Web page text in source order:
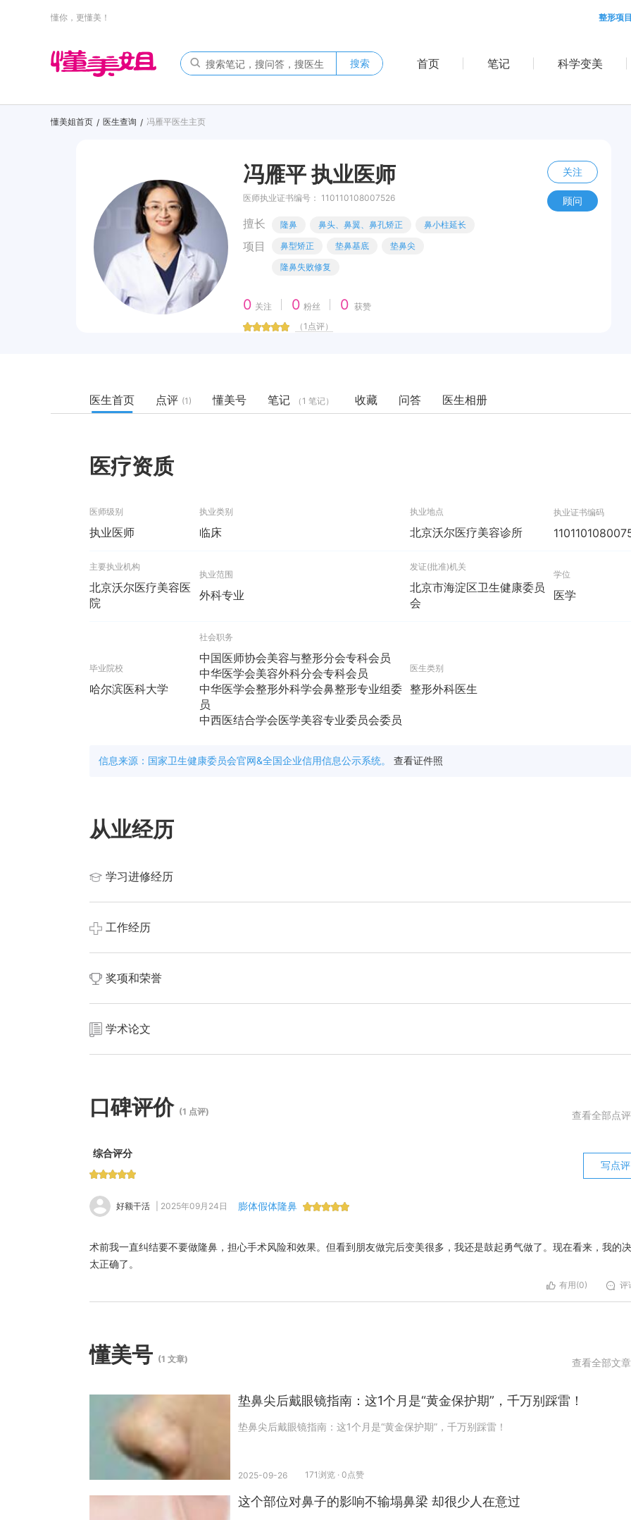
懂你，更懂美！ 整形项
搜索 首页 笔记 科学变美
懂美姐首页 / 医生查询 / 冯雁平医生主页
冯雁平 执业医师
医师执业证书编号： 110110108007526
擅长
项目
隆鼻 鼻头、鼻翼、鼻孔矫正
鼻小柱延长
鼻型矫正
垫鼻基底
垫鼻尖
隆鼻失败修复
0 关注 0 粉丝 0 获赞
（1点评）
关注
顾问
医生首页 点评 (1) 懂美号 笔记 （1 笔记） 收藏 问答 医生相册
医疗资质
医师级别
执业医师
执业类别
临床
执业地点
北京沃尔医疗美容诊所
执业证书编码
主要执业机构
北京沃尔医疗美容医
院
执业范围
外科专业
发证(批准)机关
北京市海淀区卫生健康委员
会
学位
医学
毕业院校
哈尔滨医科大学
社会职务
中国医师协会美容与整形分会专科会员
中华医学会美容外科分会专科会员
中华医学会整形外科学会鼻整形专业组委
员
中西医结合学会医学美容专业委员会委员
医生类别
整形外科医生
信息来源：国家卫生健康委员会官网&全国企业信用信息公示系统。 查看证件照
从业经历
学习进修经历
国内深造：2006年在中国医学科学院整形外科医院（八大处整形医院）进修，深化面部整形技术；随后在北京协和医
国际交流：多次以面部整形专家身份赴韩国、日本、美国等地参与学术会议，引入国际前沿技术理念。
工作经历
技术专精：专注鼻部整形十余年，精通自体软骨（肋软骨、耳软骨、鼻中隔软骨）隆鼻、硅胶/膨体隆鼻及鼻修复技术
职业晋升：历任北京沃尔整形医院主治医师、技术主任，现任北京沃尔刘彦军医疗美容诊所整形外科主任；与国内鼻整
领军人物刘彦军院长长期同台手术，深得其技术精髓。
奖项和荣誉
学术论文
验，推动行业技术进步。
口碑评价 (1 点评) 查看全部点评
综合评分
写点评
好额干活 | 2025年09月24日 膨体假体隆鼻
术前我一直纠结要不要做隆鼻，担心手术风险和效果。但看到朋友做完后变美很多，我还是鼓起勇气做了。现在看来，我的
太正确了。
有用(0) 评
懂美号 (1 文章) 查看全部文章
垫鼻尖后戴眼镜指南：这1个月是“黄金保护期”，千万别踩雷！
垫鼻尖后戴眼镜指南：这1个月是“黄金保护期”，千万别踩雷！
2025-09-26 171浏览 · 0点赞
这个部位对鼻子的影响不输塌鼻梁 却很少人在意过